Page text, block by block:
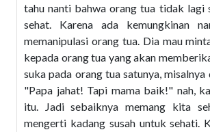
tahu nanti bahwa orang tua tidak lagi
sehat. Karena ada kemungkinan
memanipulasi orang tua. Dia mau
kepada orang tua yang akan
suka pada orang tua satunya,
"Papa jahat! Tapi mama baik!" nah,
itu. Jadi sebaiknya memang kita
mengerti kadang susah untuk sehati.